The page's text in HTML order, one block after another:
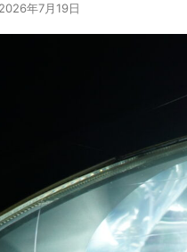
2026年7月19日